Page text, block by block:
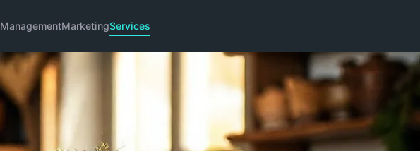
ManagementMarketingServices